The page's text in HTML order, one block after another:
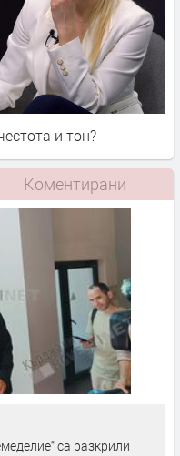
и тон?
Коментирани
са разкрили